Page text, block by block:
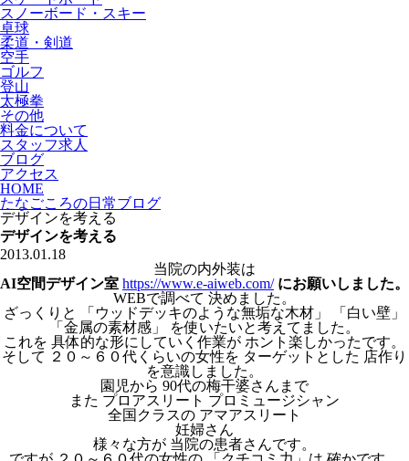
スノーボード・スキー
卓球
柔道・剣道
空手
ゴルフ
登山
太極拳
その他
料金について
スタッフ求人
ブログ
アクセス
HOME
たなごころの日常ブログ
デザインを考える
デザインを考える
2013.01.18
当院の内外装は
AI空間デザイン室 https://www.e-aiweb.com/ にお願いしました。
WEBで調べて 決めました。
ざっくりと 「ウッドデッキのような無垢な木材」 「白い壁」
「金属の素材感」 を使いたいと考えてました。
これを 具体的な形にしていく作業が ホント楽しかったです。
そして ２０～６０代くらいの女性を ターゲットとした 店作り
を意識しました。
園児から 90代の梅干婆さんまで
また プロアスリート プロミュージシャン
全国クラスの アマアスリート
妊婦さん
様々な方が 当院の患者さんです。